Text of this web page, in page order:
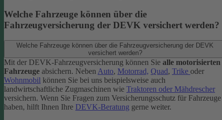
Welche Fahrzeuge können über die
Fahrzeugversicherung der DEVK versichert werden?
Welche Fahrzeuge können über die Fahrzeugversicherung der DEVK
versichert werden?
Mit der DEVK-Fahrzeugversicherung können Sie alle motorisierten
Fahrzeuge absichern. Neben Auto, Motorrad, Quad, Trike oder
Wohnmobil können Sie bei uns beispielsweise auch
landwirtschaftliche Zugmaschinen wie Traktoren oder Mähdrescher
versichern. Wenn Sie Fragen zum Versicherungsschutz für Fahrzeuge
haben, hilft Ihnen Ihre DEVK-Beratung gerne weiter.